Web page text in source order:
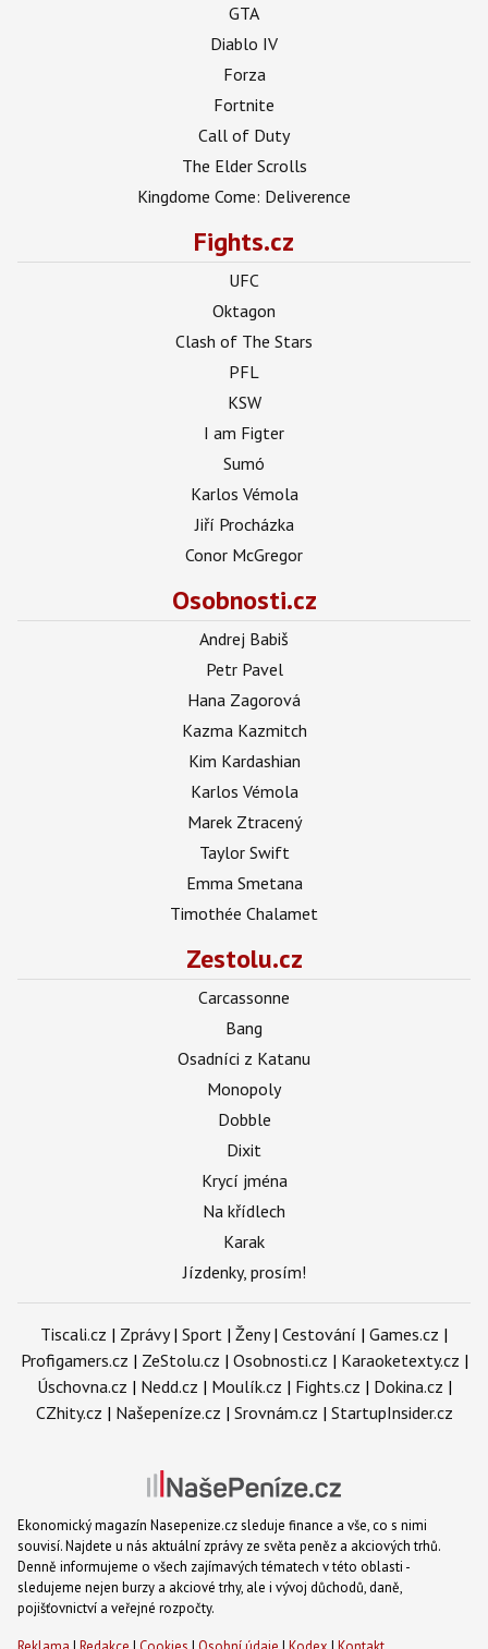
GTA
Diablo IV
Forza
Fortnite
Call of Duty
The Elder Scrolls
Kingdome Come: Deliverence
Fights.cz
UFC
Oktagon
Clash of The Stars
PFL
KSW
I am Figter
Sumó
Karlos Vémola
Jiří Procházka
Conor McGregor
Osobnosti.cz
Andrej Babiš
Petr Pavel
Hana Zagorová
Kazma Kazmitch
Kim Kardashian
Karlos Vémola
Marek Ztracený
Taylor Swift
Emma Smetana
Timothée Chalamet
Zestolu.cz
Carcassonne
Bang
Osadníci z Katanu
Monopoly
Dobble
Dixit
Krycí jména
Na křídlech
Karak
Jízdenky, prosím!
Tiscali.cz | Zprávy| Sport | Ženy| Cestování | Games.cz |
Profigamers.cz | ZeStolu.cz | Osobnosti.cz | Karaoketexty.cz |
Úschovna.cz | Nedd.cz | Moulík.cz | Fights.cz | Dokina.cz |
CZhity.cz | Našepeníze.cz | Srovnám.cz | StartupInsider.cz
Ekonomický magazín Nasepenize.cz sleduje finance a vše, co s nimi
souvisí. Najdete u nás aktuální zprávy ze světa peněz a akciových trhů.
Denně informujeme o všech zajímavých tématech v této oblasti -
sledujeme nejen burzy a akciové trhy, ale i vývoj důchodů, daně,
pojišťovnictví a veřejné rozpočty.